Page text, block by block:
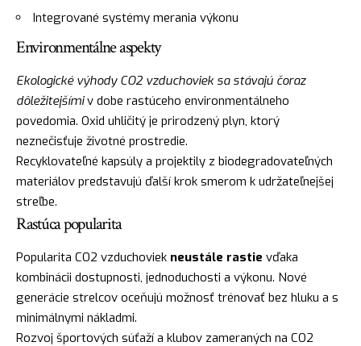
Integrované systémy merania výkonu
Environmentálne aspekty
Ekologické výhody CO2 vzduchoviek sa stávajú čoraz
dôležitejšímiv dobe rastúceho environmentálneho
povedomia. Oxid uhličitý je prirodzený plyn, ktorý
neznečisťuje životné prostredie.
Recyklovateľné kapsúly a projektily z biodegradovateľných
materiálov predstavujú ďalší krok smerom k udržateľnejšej
streľbe.
Rastúca popularita
Popularita CO2 vzduchoviek neustále rastie vďaka
kombinácii dostupnosti, jednoduchosti a výkonu. Nové
generácie strelcov oceňujú možnosť trénovať bez hluku a s
minimálnymi nákladmi.
Rozvoj športových súťaží a klubov zameraných na CO2